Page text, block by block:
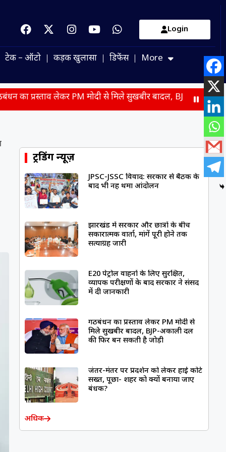
Login
टेक – ऑटो कड़क खुलासा डिफेंस More
लेकर PM मोदी से मिले सुखबीर बादल, BJP-अकाली दल की फिर
ट्रेंडिंग न्यूज़
JPSC-JSSC विवाद: सरकार से बैठक के
बाद भी नहीं थमा आंदोलन
झारखंड में सरकार और छात्रों के बीच
सकारात्मक वार्ता, मांगें पूरी होने तक
सत्याग्रह जारी
E20 पेट्रोल वाहनों के लिए सुरक्षित,
व्यापक परीक्षणों के बाद सरकार ने संसद
में दी जानकारी
गठबंधन का प्रस्ताव लेकर PM मोदी से
मिले सुखबीर बादल, BJP-अकाली दल
की फिर बन सकती है जोड़ी
जंतर-मंतर पर प्रदर्शन को लेकर हाई कोर्ट
सख्त, पूछा- शहर को क्यों बनाया जाए
बंधक?
अधिक